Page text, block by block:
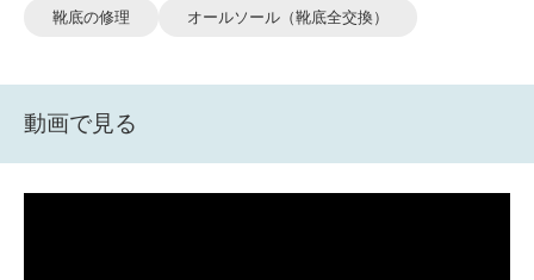
靴底の修理 オールソール（靴底全交換）
動画で見る